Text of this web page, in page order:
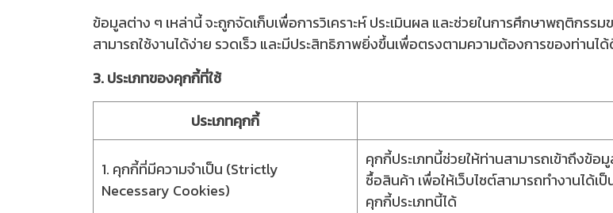
ข้อมูลต่าง ๆ เหล่านี้ จะถูกจัดเก็บเพื่อการวิเคราะห์ ประเมินผล และช่วยในการศึกษาพฤติกร
สามารถใช้งานได้ง่าย รวดเร็ว และมีประสิทธิภาพยิ่งขึ้นเพื่อตรงตามความต้องการของท่านไ
3. ประเภทของคุกกี้ที่ใช้
ประเภทคุกกี้
1. คุกกี้ที่มีความจำเป็น (Strictly
Necessary Cookies)
คุกกี้ประเภทนี้ช่วยให้ท่านสามารถเข้าถึงข้อมู
ซื้อสินค้า เพื่อให้เว็บไซต์สามารถทำงานได้
คุกกี้ประเภทนี้ได้